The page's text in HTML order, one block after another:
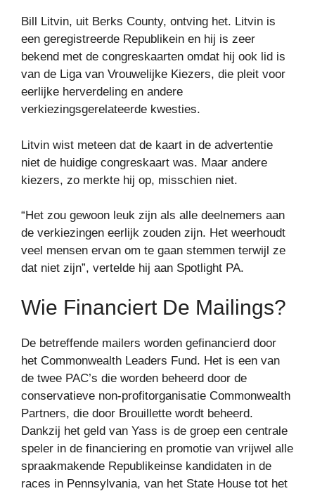
Bill Litvin, uit Berks County, ontving het. Litvin is
een geregistreerde Republikein en hij is zeer
bekend met de congreskaarten omdat hij ook lid is
van de Liga van Vrouwelijke Kiezers, die pleit voor
eerlijke herverdeling en andere
verkiezingsgerelateerde kwesties.
Litvin wist meteen dat de kaart in de advertentie
niet de huidige congreskaart was. Maar andere
kiezers, zo merkte hij op, misschien niet.
“Het zou gewoon leuk zijn als alle deelnemers aan
de verkiezingen eerlijk zouden zijn. Het weerhoudt
veel mensen ervan om te gaan stemmen terwijl ze
dat niet zijn”, vertelde hij aan Spotlight PA.
Wie Financiert De Mailings?
De betreffende mailers worden gefinancierd door
het Commonwealth Leaders Fund. Het is een van
de twee PAC’s die worden beheerd door de
conservatieve non-profitorganisatie Commonwealth
Partners, die door Brouillette wordt beheerd.
Dankzij het geld van Yass is de groep een centrale
speler in de financiering en promotie van vrijwel alle
spraakmakende Republikeinse kandidaten in de
races in Pennsylvania, van het State House tot het